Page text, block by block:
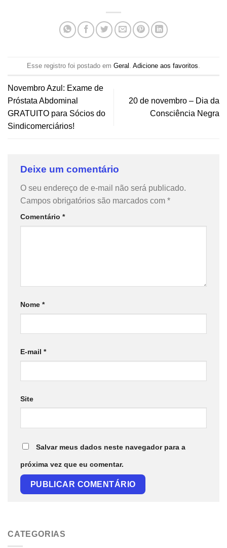
Esse registro foi postado em Geral Adicione aos favoritos
Novembro Azul: Exame de
Próstata Abdominal
GRATUITO para Sócios do
Sindicomerciários!
20 de novembro – Dia da
Consciência Negra
Deixe um comentário
O seu endereço de e-mail não será publicado.
Campos obrigatórios são marcados com *
Comentário *
Nome *
E-mail *
Site
Salvar meus dados neste navegador para a
próxima vez que eu comentar.
CATEGORIAS